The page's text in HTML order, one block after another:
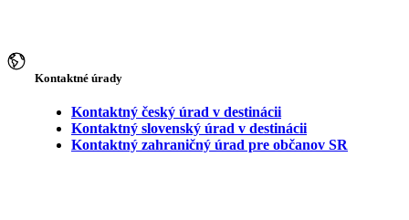
Kontaktné úrady
Kontaktný český úrad v destinácii
Kontaktný slovenský úrad v destinácii
Kontaktný zahraničný úrad pre občanov SR